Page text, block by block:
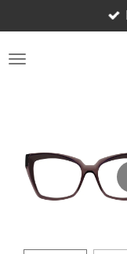
direct
naar